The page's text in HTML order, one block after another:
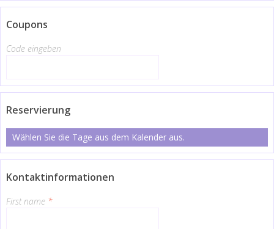
Coupons
Code eingeben
Reservierung
Wählen Sie die Tage aus dem Kalender aus.
Kontaktinformationen
First name *